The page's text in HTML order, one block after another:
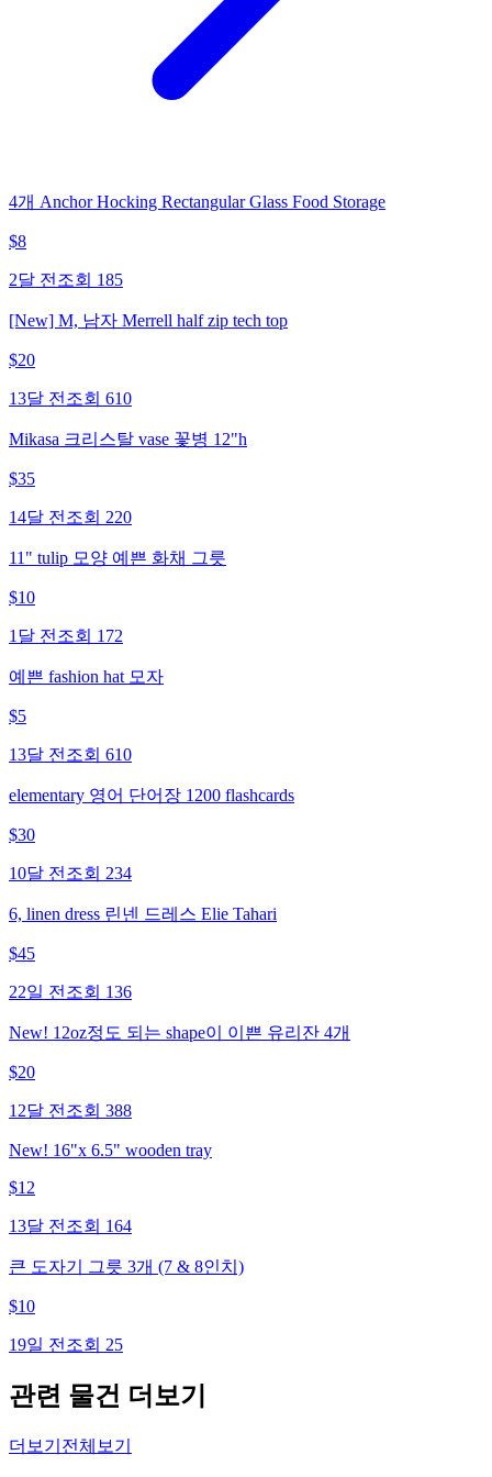
4개 Anchor Hocking Rectangular Glass Food Storage
$8
2달 전 조회 185
[New] M, 남자 Merrell half zip tech top
$20
13달 전 조회 610
Mikasa 크리스탈 vase 꽃병 12"h
$35
14달 전 조회 220
11" tulip 모양 예쁜 화채 그릇
$10
1달 전 조회 172
예쁜 fashion hat 모자
$5
13달 전 조회 610
elementary 영어 단어장 1200 flashcards
$30
10달 전 조회 234
6, linen dress 린넨 드레스 Elie Tahari
$45
22일 전 조회 136
New! 12oz정도 되는 shape이 이쁜 유리잔 4개
$20
12달 전 조회 388
New! 16"x 6.5" wooden tray
$12
13달 전 조회 164
큰 도자기 그릇 3개 (7 & 8인치)
$10
19일 전 조회 25
관련 물건 더보기
더보기 전체보기